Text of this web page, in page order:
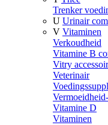
Trenker
U Urinair
V Vitaminen
Verkoudheid
Vitamine B
Vitry
Veterinair
Vitamine D
Vitaminen